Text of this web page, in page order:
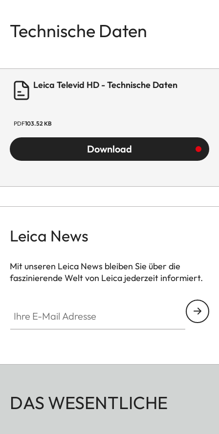
Technische Daten
Leica Televid HD - Technische Daten
PDF103.52 KB
Download
Leica News
Mit unseren Leica News bleiben Sie über die
faszinierende Welt von Leica jederzeit informiert.
DAS WESENTLICHE